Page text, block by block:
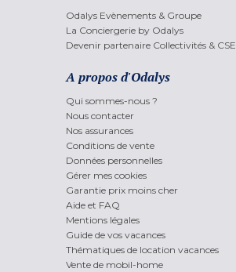
Odalys Evènements & Groupe
La Conciergerie by Odalys
Devenir partenaire Collectivités & CSE
A propos d'Odalys
Qui sommes-nous ?
Nous contacter
Nos assurances
Conditions de vente
Données personnelles
Gérer mes cookies
Garantie prix moins cher
Aide et FAQ
Mentions légales
Guide de vos vacances
Thématiques de location vacances
Vente de mobil-home